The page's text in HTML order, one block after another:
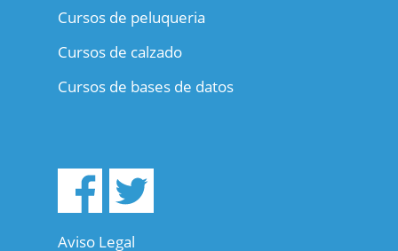
Cursos de peluqueria
Cursos de calzado
Cursos de bases de datos
Aviso Legal